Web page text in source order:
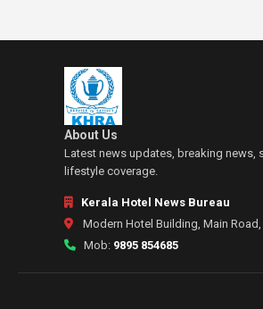
About Us
Latest news updates, breaking news,
lifestyle coverage.
Kerala Hotel News Bureau
Modern Hotel Building, Main Road,
Mob: 9895 854685